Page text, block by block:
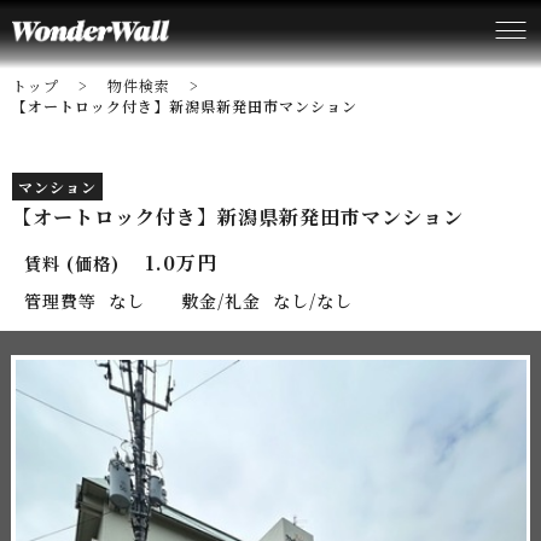
トップ
物件検索
【オートロック付き】新潟県新発田市マンション
マンション
【オートロック付き】新潟県新発田市マンション
賃料 (価格) 1.0万円
管理費等 なし 敷金/礼金 なし/なし